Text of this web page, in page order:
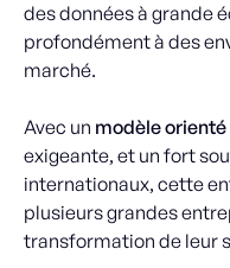
des données à grande
profondément à des
marché.
Avec un modèle
exigeante, et un fort
internationaux, cette
plusieurs grandes
transformation de leur